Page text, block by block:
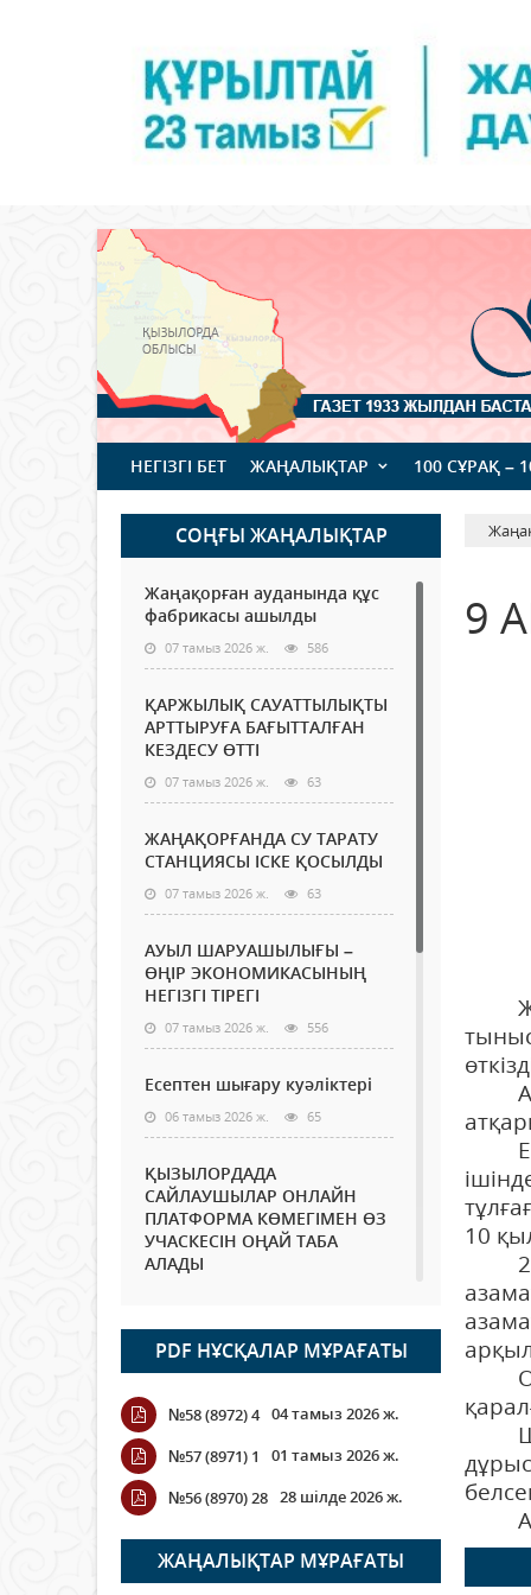
НЕГІЗГІ БЕТ ЖАҢАЛЫҚТАР 100 СҰРАҚ –
СОҢҒЫ ЖАҢАЛЫҚТАР
Жаңақорған ауданында құс
фабрикасы ашылды
07 тамыз 2026 ж. 586
ҚАРЖЫЛЫҚ САУАТТЫЛЫҚТЫ
АРТТЫРУҒА БАҒЫТТАЛҒАН
КЕЗДЕСУ ӨТТІ
07 тамыз 2026 ж. 63
ЖАҢАҚОРҒАНДА СУ ТАРАТУ
СТАНЦИЯСЫ ІСКЕ ҚОСЫЛДЫ
07 тамыз 2026 ж. 63
АУЫЛ ШАРУАШЫЛЫҒЫ –
ӨҢІР ЭКОНОМИКАСЫНЫҢ
НЕГІЗГІ ТІРЕГІ
07 тамыз 2026 ж. 556
Есептен шығару куәліктері
06 тамыз 2026 ж. 65
ҚЫЗЫЛОРДАДА
САЙЛАУШЫЛАР ОНЛАЙН
ПЛАТФОРМА КӨМЕГІМЕН ӨЗ
УЧАСКЕСІН ОҢАЙ ТАБА
АЛАДЫ
Open Air: Қызылорда
облысы полиция
департаменті 20 мыңнан
астам көрерменнің
қауіпсіздігін қамтамасыз етті
ҚАЛАЙ ӨТЕДІ?
06 тамыз 2026 ж. 256
PDF НҰСҚАЛАР МҰРАҒАТЫ
№58 (8972) 4 04 тамыз 2026 ж.
№57 (8971) 1
01 тамыз 2026 ж.
№56 (8970) 28 28 шілде 2026 ж.
ЖАҢАЛЫҚТАР МҰРАҒАТЫ
9
10